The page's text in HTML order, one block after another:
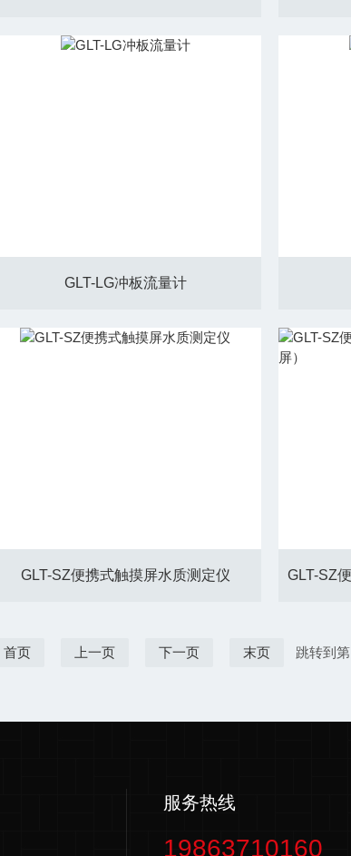
GLT-LG冲板流量计
GLT-SZ便携式触摸屏水质测定仪
首页 上一页 下一页 末页 跳转到第
服务热线
19863710160